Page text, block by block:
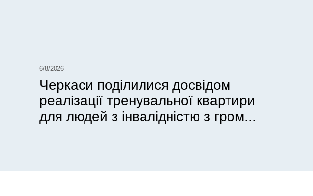
6/8/2026
Черкаси поділилися досвідом
реалізації тренувальної квартири
для людей з інвалідністю з гром...